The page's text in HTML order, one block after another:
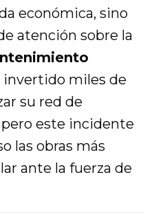
económica, sino
atención sobre la
invertido miles de
su red de
este incidente
las obras más
ante la fuerza de